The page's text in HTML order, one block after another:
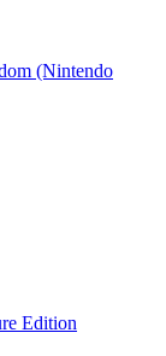
(Nintendo
Edition